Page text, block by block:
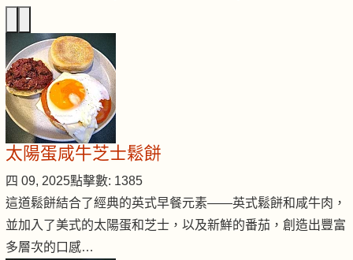
太陽蛋咸牛芝士鬆餅
四 09, 2025點擊數: 1385
這道鬆餅結合了經典的英式早餐元素——英式鬆餅和咸牛肉，
並加入了美式的太陽蛋和芝士，以及新鮮的番茄，創造出豐富
多層次的口感…